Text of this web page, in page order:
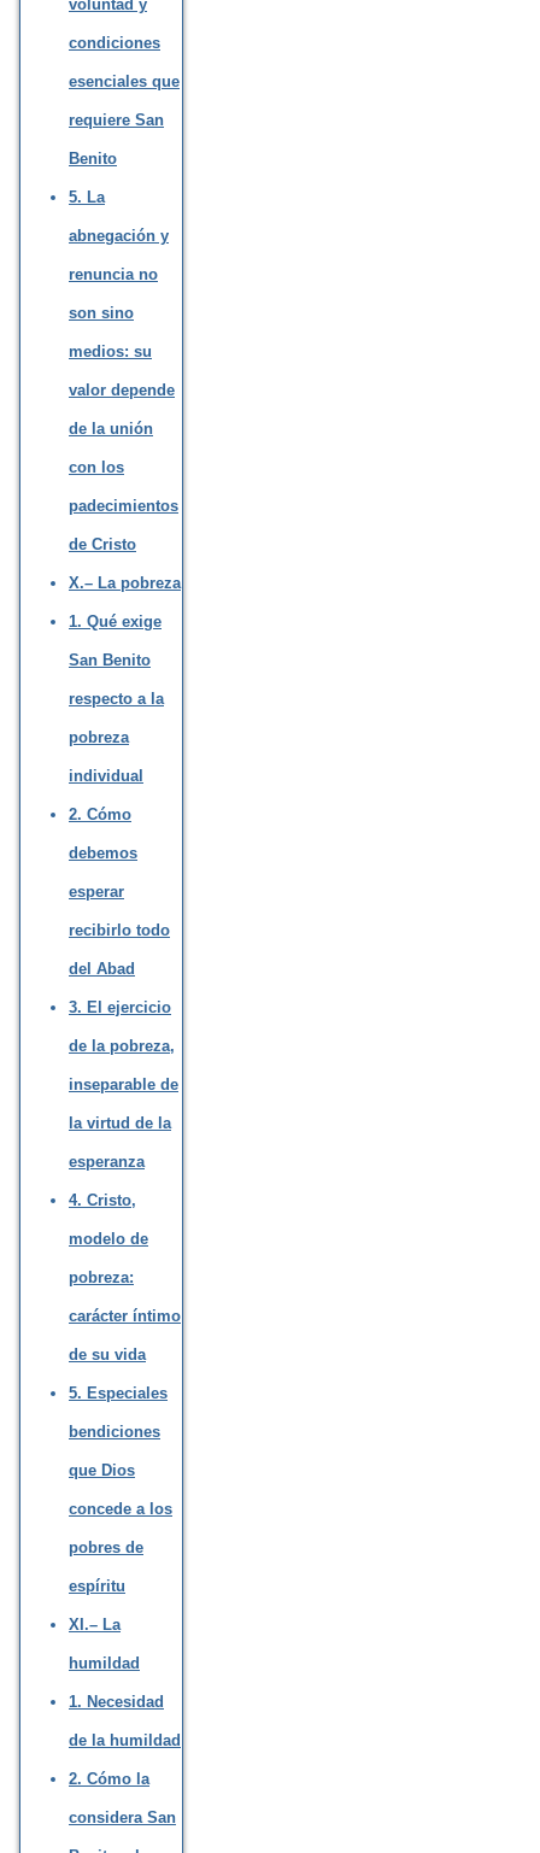
voluntad y
condiciones
esenciales que
requiere San
Benito
5. La
abnegación y
renuncia no
son sino
medios: su
valor depende
de la unión
con los
padecimientos
de Cristo
X.– La pobreza
1. Qué exige
San Benito
respecto a la
pobreza
individual
2. Cómo
debemos
esperar
recibirlo todo
del Abad
3. El ejercicio
de la pobreza,
inseparable de
la virtud de la
esperanza
4. Cristo,
modelo de
pobreza:
carácter íntimo
de su vida
5. Especiales
bendiciones
que Dios
concede a los
pobres de
espíritu
XI.– La
humildad
1. Necesidad
de la humildad
2. Cómo la
considera San